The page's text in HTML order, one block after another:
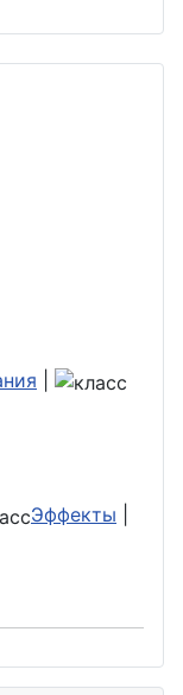
Эффекты